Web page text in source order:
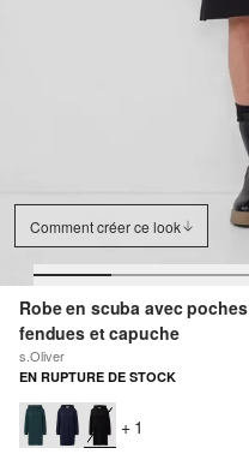
Comment créer ce look
Robe en scuba avec poches
fendues et capuche
s.Oliver
EN RUPTURE DE STOCK
+ 1